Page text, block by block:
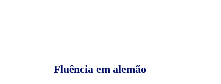
Fluência em alemão